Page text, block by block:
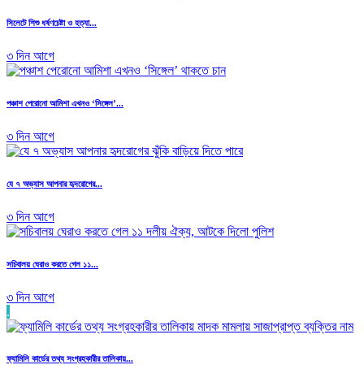
সিলেটে শিশু ধর্ষণচেষ্টা ও হত্যা...
৩ দিন আগে
পঞ্চাশ পেরোনো আমিশা এখনও ‘সিঙ্গেল’...
৩ দিন আগে
যে ৭ অভ্যাস আপনার হৃদরোগের...
৩ দিন আগে
সচিবালয় ঘেরাও করতে গেল ১১...
৩ দিন আগে
.
ফ্যামিলি কার্ডের তথ্য সংগ্রহকারীর তালিকায়...